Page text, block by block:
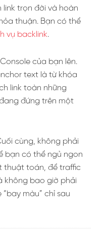
link trọn đời và hoàn
thuận. Bạn có thể
vụ backlink.
của bạn lên.
text là từ khóa
link toàn những
đứng trên một
cùng, không phải
bạn có thể ngủ ngon
thuật toán, để traffic
không bao giờ phải
màu” chỉ sau